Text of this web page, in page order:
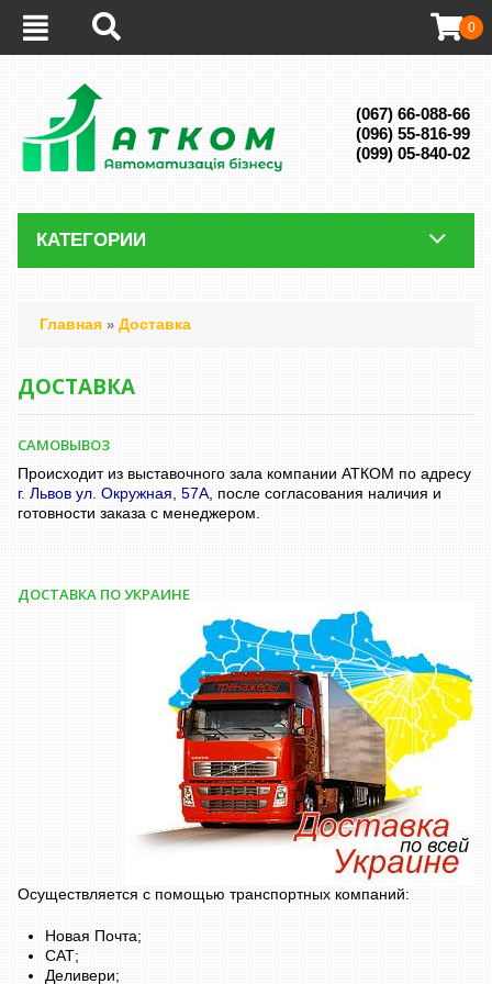
(067) 66-088-66
(096) 55-816-99
(099) 05-840-02
0
КАТЕГОРИИ
Главная » Доставка
ДОСТАВКА
САМОВЫВОЗ
Происходит из выставочного зала компании АТКОМ по адресу
г. Львов ул. Окружная, 57А , после согласования наличия и
готовности заказа с менеджером.
ДОСТАВКА ПО УКРАИНЕ
Осуществляется с помощью транспортных компаний:
Новая Почта;
САТ;
Деливери;